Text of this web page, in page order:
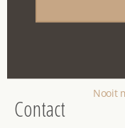
Onze werkwijze
Contact
Nooit